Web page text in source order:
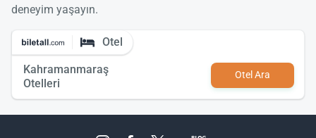
deneyim yaşayın.
Otel
Kahramanmaraş
Otelleri
Otel Ara